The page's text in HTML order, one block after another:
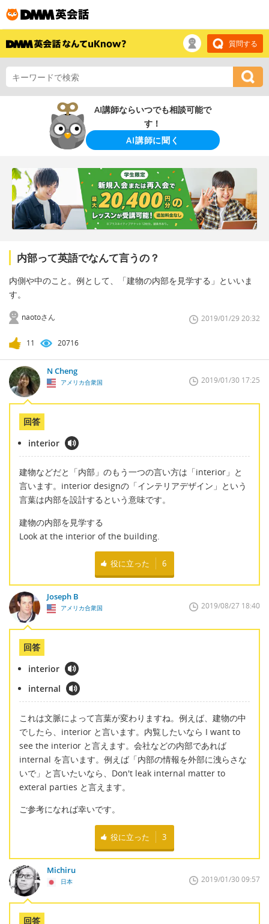
質問する
AI講師ならいつでも相談可能で
す！
AI講師に聞く
内部って英語でなんて言うの？
内側や中のこと。例として、「建物の内部を見学する」といいま
す。
naotoさん 2019/01/29 20:32
11 20716
N Cheng
アメリカ合衆国 2019/01/30 17:25
回答
interior
建物などだと「内部」のもう一つの言い方は「interior」と
言います。interior designの「インテリアデザイン」という
言葉は内部を設計するという意味です。
建物の内部を見学する
Look at the interior of the building.
役に立った 6
Joseph B
アメリカ合衆国 2019/08/27 18:40
回答
interior
internal
これは文脈によって言葉が変わりますね。例えば、建物の中
でしたら、interior と言います。内覧したいなら I want to
see the interior と言えます。会社などの内部であれば
internal を言います。例えば「内部の情報を外部に洩らさな
いで」と言いたいなら、Don't leak internal matter to
exteral parties と言えます。
ご参考になれば幸いです。
役に立った 3
Michiru
日本 2019/01/30 09:57
回答